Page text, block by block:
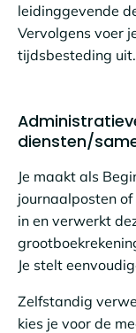
leidinggevende
Vervolgens voer
tijdsbesteding uit.
diensten/
Je maakt als
journaalposten
in en verwerkt
Je stelt
Zelfstandig
kies je voor de